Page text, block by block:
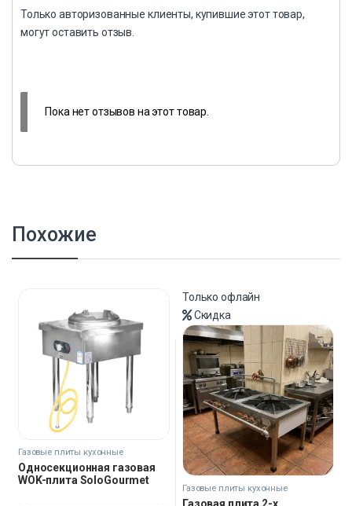
Только авторизованные клиенты, купившие этот товар,
могут оставить отзыв.
Пока нет отзывов на этот товар.
Похожие
Газовые плиты кухонные
Односекционная газовая
WOK-плита SoloGourmet
Только офлайн
Скидка
Газовые плиты кухонные
Газовая плита 2-х